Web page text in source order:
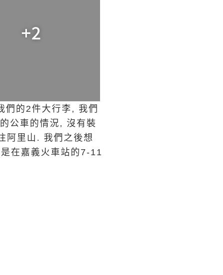
+2
們的2件大行李, 我們
公車的情況, 沒有裝
阿里山. 我們之後想
在嘉義火車站的7-11